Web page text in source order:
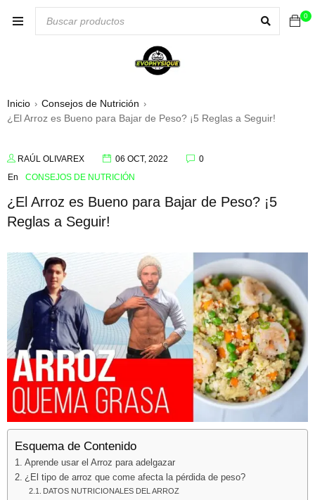
0
Inicio › Consejos de Nutrición ›
¿El Arroz es Bueno para Bajar de Peso? ¡5 Reglas a Seguir!
RAÚL OLIVAREX 06 OCT, 2022
0
En
CONSEJOS DE NUTRICIÓN
¿El Arroz es Bueno para Bajar de Peso? ¡5
Reglas a Seguir!
Esquema de Contenido
Aprende usar el Arroz para adelgazar
¿El tipo de arroz que come afecta la pérdida de peso?
DATOS NUTRICIONALES DEL ARROZ